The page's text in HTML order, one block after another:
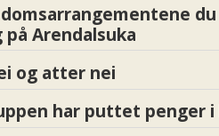
du
Arendalsuka
og atter nei
har puttet penger i